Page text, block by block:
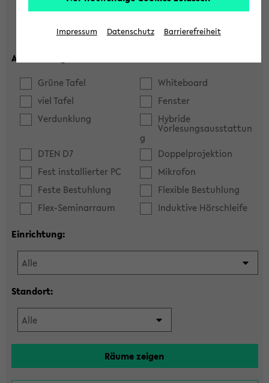
max. Plätze:
Ausstattung:
Grüne Tafel
Whiteboard
viel Tafel
Fenster
Verdunklung
Hybride
Vorlesungsausstattun
g
DTEN D7
Doppelprojektion
Fest installierter PC
Mikrofon
Feste Bestuhlung
Flexible Bestuhlung
Flex-Seminarraum
Induktive Hörschleife
Einrichtung:
Standort:
Impressum Datenschutz Barrierefreiheit